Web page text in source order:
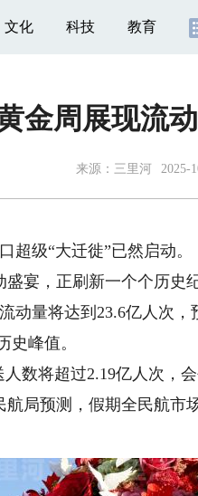
文化 科技 教育
金周展现流
来源： 三里河 2025-
级“大迁徙”已然启动。
宴，正刷新一个个历史纪
量将达到23.6亿人次，
史峰值。
将超过2.19亿人次，会
预测，假期全民航市